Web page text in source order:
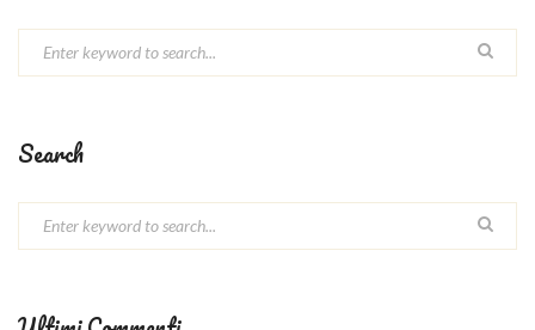
Search